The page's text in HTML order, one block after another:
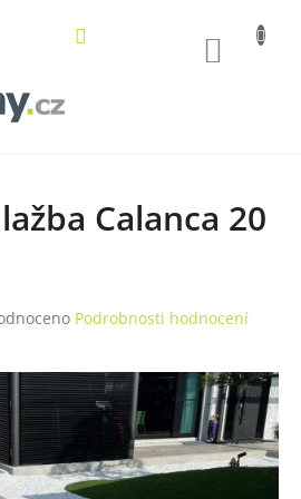
Calanca 20
Podrobnosti hodnocení